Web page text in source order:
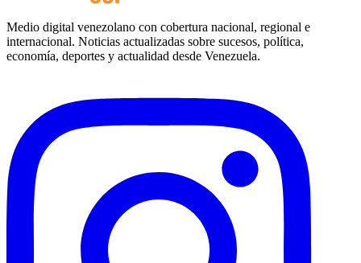
Medio digital venezolano con cobertura nacional, regional e
internacional. Noticias actualizadas sobre sucesos, política,
economía, deportes y actualidad desde Venezuela.